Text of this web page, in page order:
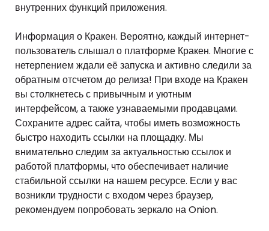
внутренних функций приложения.
Информация о Кракен. Вероятно, каждый интернет-
пользователь слышал о платформе Кракен. Многие с
нетерпением ждали её запуска и активно следили за
обратным отсчетом до релиза! При входе на Кракен
вы столкнетесь с привычным и уютным
интерфейсом, а также узнаваемыми продавцами.
Сохраните адрес сайта, чтобы иметь возможность
быстро находить ссылки на площадку. Мы
внимательно следим за актуальностью ссылок и
работой платформы, что обеспечивает наличие
стабильной ссылки на нашем ресурсе. Если у вас
возникли трудности с входом через браузер,
рекомендуем попробовать зеркало на Onion.